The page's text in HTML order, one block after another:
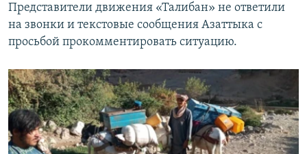
Представители движения «Талибан» не ответили
на звонки и текстовые сообщения Азаттыка с
просьбой прокомментировать ситуацию.